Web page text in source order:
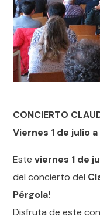
CONCIERTO
Viernes 1 de julio a
Esteviernes 1 de
del concierto del
Pérgola!
Disfruta de este